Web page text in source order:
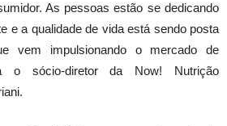
As pessoas estão se dedicando
e a qualidade de vida está sendo posta
vem impulsionando o mercado de
o sócio-diretor da Now! Nutrição